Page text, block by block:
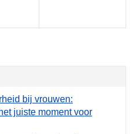
bij vrouwen:
juiste moment voor